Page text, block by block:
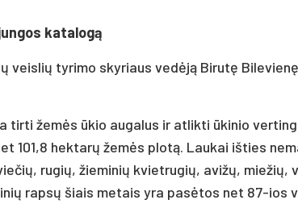
katalogą
veislių tyrimo skyriaus vedėją Birutę
tirti žemės ūkio augalus ir atlikti ūkinio
101,8 hektarų žemės plotą. Laukai išties
rugių, žieminių kvietrugių, avižų, miežių,
rapsų šiais metais yra pasėtos net 87-ios